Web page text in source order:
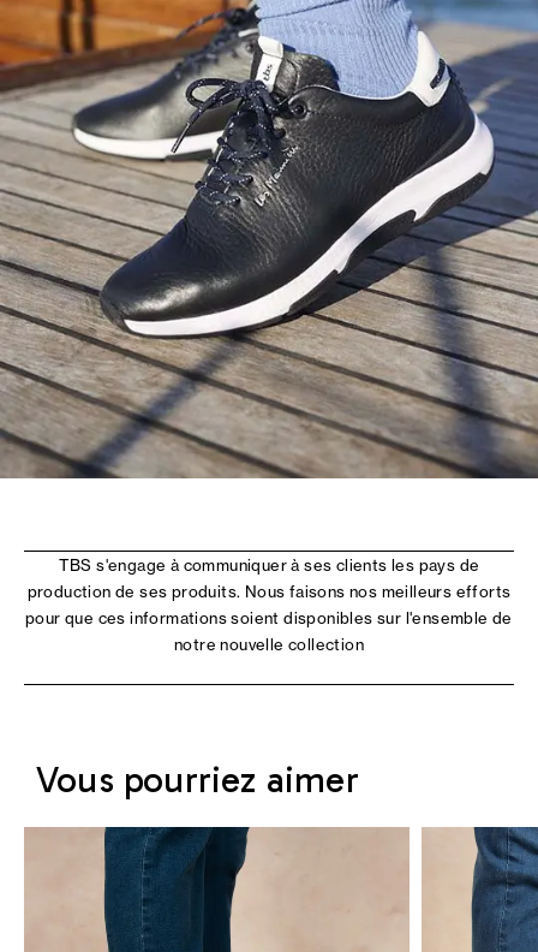
TBS s'engage à communiquer à ses clients les pays de
production de ses produits. Nous faisons nos meilleurs efforts
pour que ces informations soient disponibles sur l'ensemble de
notre nouvelle collection
Vous pourriez aimer